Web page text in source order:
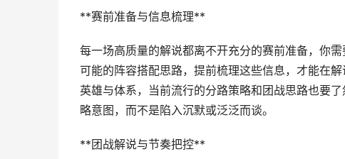
**赛前准备与信息梳理**
每一场高质量的解说都离不开充分的赛前准备，你
可能的阵容搭配思路，提前梳理这些信息，才能在
英雄与体系，当前流行的分路策略和团战思路也要
略意图，而不是陷入沉默或泛泛而谈。
**团战解说与节奏把控**